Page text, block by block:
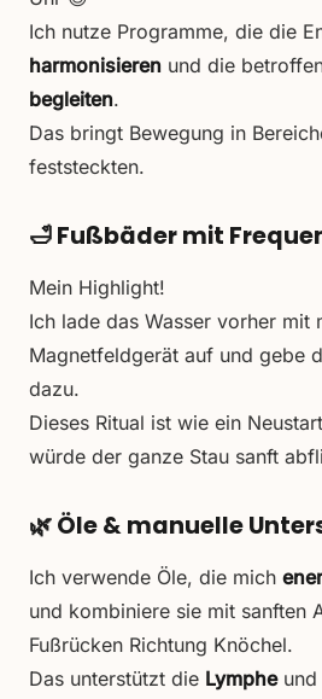
Ich nutze Programme, die die
harmonisieren und die
begleiten.
Das bringt Bewegung in
feststeckten.
🛁Fußbäder mit
Mein Highlight!
Ich lade das Wasser vorher mit
Magnetfeldgerät auf und gebe
dazu.
Dieses Ritual ist wie ein
würde der ganze Stau sanft
🌿Öle & manuelle
Ich verwende Öle, die mich
und kombiniere sie mit sanften
Fußrücken Richtung Knöchel.
Das unterstützt die Lympheund